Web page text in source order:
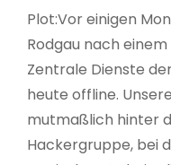
Plot:Vor einigen
Rodgau nach
Zentrale Dienste
heute offline.
mutmaßlich hinter
Hackergruppe, bei